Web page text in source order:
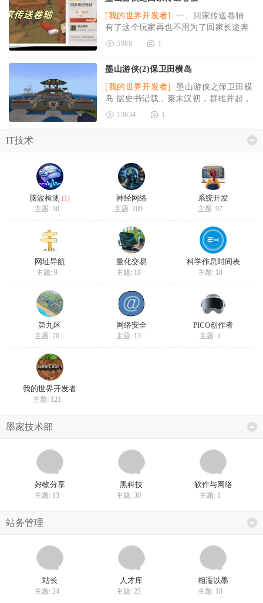
[我的世界开发者]
一、回家传送卷轴
有了这个玩家再也不用为了回家长途奔
袭了，也不用为了回家杀死自己
5988 1
墨山游侠(2)保卫田横岛
[我的世界开发者]
墨山游侠之保卫田横
岛 据史书记载，秦末汉初，群雄并起，
逐鹿中原，刘邦手下大将韩
19634 1
IT技术
脑波检测 (1)
主题: 30
神经网络
主题: 109
系统开发
主题: 97
网址导航
主题: 9
量化交易
主题: 18
科学作息时间表
主题: 18
第九区
主题: 20
网络安全
主题: 13
PICO创作者
主题: 1
我的世界开发者
主题: 121
墨家技术部
好物分享
主题: 13
黑科技
主题: 30
软件与网络
主题: 1
站务管理
站长
主题: 24
人才库
主题: 25
相濡以墨
主题: 18